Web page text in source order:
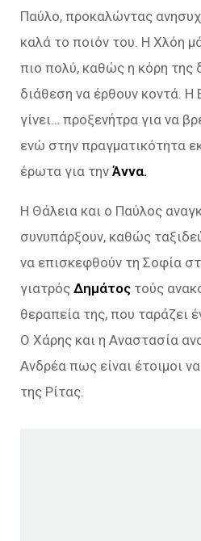
Παύλο, προκαλώντας
καλά το ποιόν του. Η Χλόη
πιο πολύ, καθώς η κόρη της
διάθεση να έρθουν κοντά. Η
γίνει… προξενήτρα για να
ενώ στην πραγματικότητα
έρωτα για την Άννα.
Η Θάλεια και ο Παύλος
συνυπάρξουν, καθώς
να επισκεφθούν τη Σοφία
γιατρός Δημάτος τούς
θεραπεία της, που ταράζει
Ο Χάρης και η Αναστασία
Ανδρέα πως είναι έτοιμοι
της Ρίτας.